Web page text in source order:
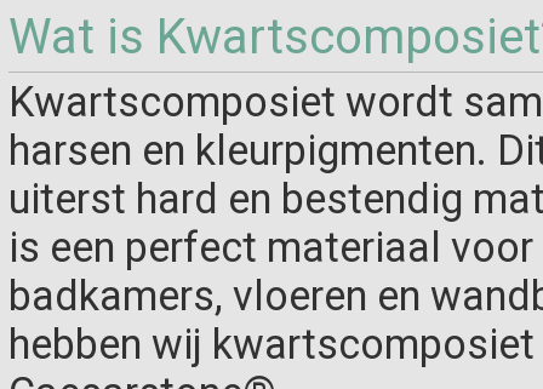
Wat is
Kwartscomposiet wordt
harsen en kleurpigmenten.
uiterst hard en bestendig
is een perfect materiaal
badkamers, vloeren en
hebben wij